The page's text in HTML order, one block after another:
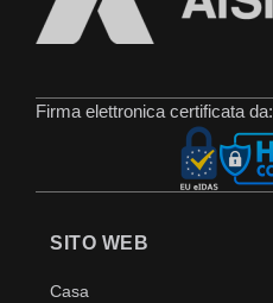
Firma elettronica certificata da:
SITO WEB
Casa